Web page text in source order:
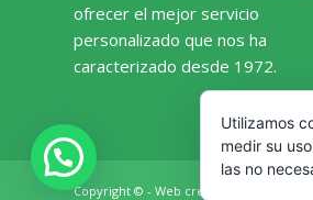
ofrecer el mejor servicio
personalizado que nos ha
caracterizado desde 1972.
Copyright © - Web creada por
Utilizamos
medir su
las no